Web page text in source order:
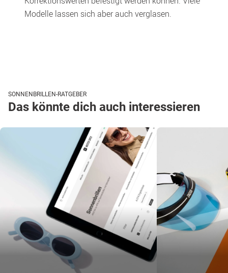
Modelle lassen sich aber auch verglasen.
SONNENBRILLEN-RATGEBER
Das könnte dich auch interessieren